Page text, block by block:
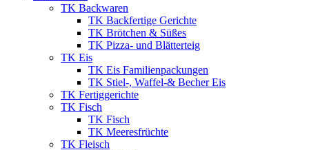
TK Backwaren
TK Backfertige Gerichte
TK Brötchen & Süßes
TK Pizza- und Blätterteig
TK Eis
TK Eis Familienpackungen
TK Stiel-, Waffel-& Becher Eis
TK Fertiggerichte
TK Fisch
TK Fisch
TK Meeresfrüchte
TK Fleisch